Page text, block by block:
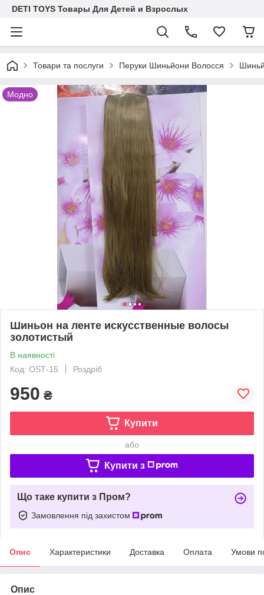
DETI TOYS Товары Для Детей и Взрослых
Товари та послуги Перуки Шиньйони Волосся
Модно
Шиньон на ленте искусственные волосы
золотистый
В наявності
Код: OSТ-15
Роздріб
950 ₴
Купити
або
Купити з
Що таке купити з Пром?
Замовлення під захистом
Опис Характеристики Доставка Оплата Умови
Опис